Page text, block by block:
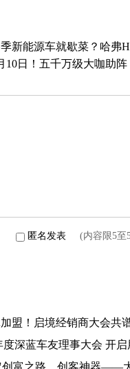
新能源车就歇菜？哈弗
10日！五千万级大咖助
匿名发表 (内容限5
盟！启境经销商大会共
度深蓝车友理事大会 开
创富之路，创客神器——